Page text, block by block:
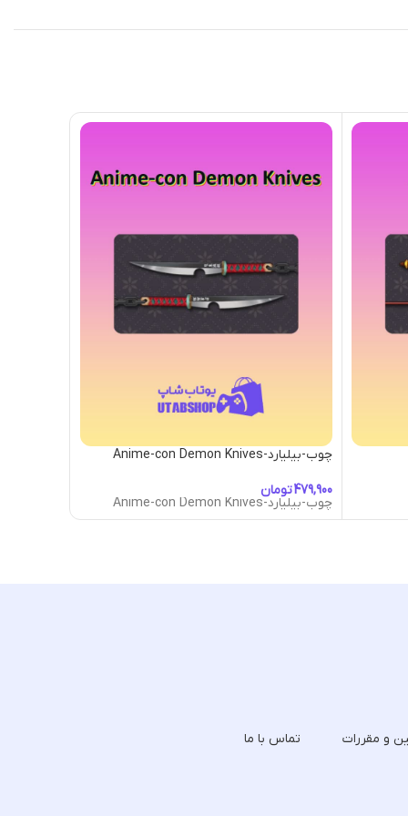
چوب-بیلیارد-Anime-con Demon Knives
تومان
چوب-بیلیارد-Anime-con Demon Knives
و مقررات تماس با ما